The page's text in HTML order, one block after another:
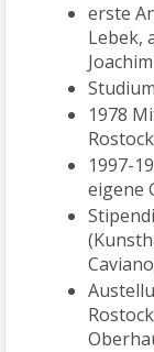
erste
Lebek,
1978
Rostock
1997-
eigene